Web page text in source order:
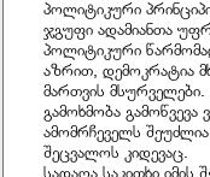
პოლიტიკური
ჯგუფი ადამიანთა
პოლიტიკური
აზრით, დემოკრატია
მართვის
გამოხმობა
ამომრჩეველს
შეცვალოს კიდევაც.
სადაოა საკითხი იმის